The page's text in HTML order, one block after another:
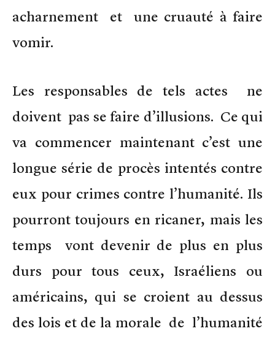
acharnement et une cruauté à faire
vomir.
Les responsables de tels actes ne
doivent pas se faire d’illusions. Ce qui
va commencer maintenant c’est une
longue série de procès intentés contre
eux pour crimes contre l’humanité. Ils
pourront toujours en ricaner, mais les
temps vont devenir de plus en plus
durs pour tous ceux, Israéliens ou
américains, qui se croient au dessus
des lois et de la morale de l’humanité